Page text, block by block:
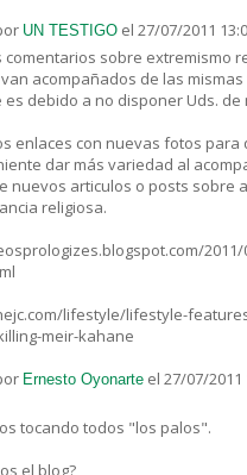
UN TESTIGO el 27/07/2011
comentarios sobre extremismo
acompañados de las
es debido a no disponer Uds. de
enlaces con nuevas fotos para
dar más variedad al
nuevos articulos o posts sobre
religiosa.
lifestyle/lifestyle-
meir-kahane
Ernesto Oyonarte el 27/07/2011
tocando todos "los palos".
el blog?